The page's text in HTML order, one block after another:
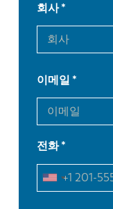
회사
이메일
전화
EN
FR